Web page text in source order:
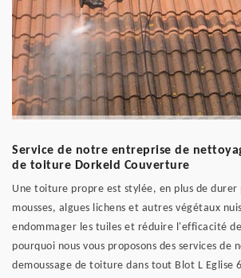
Service de notre entreprise de
de toiture Dorkeld Couverture
Une toiture propre est stylée, en plus de durer
mousses, algues lichens et autres végétaux
endommager les tuiles et réduire l'efficacité
pourquoi nous vous proposons des services de
demoussage de toiture dans tout Blot L Eglise